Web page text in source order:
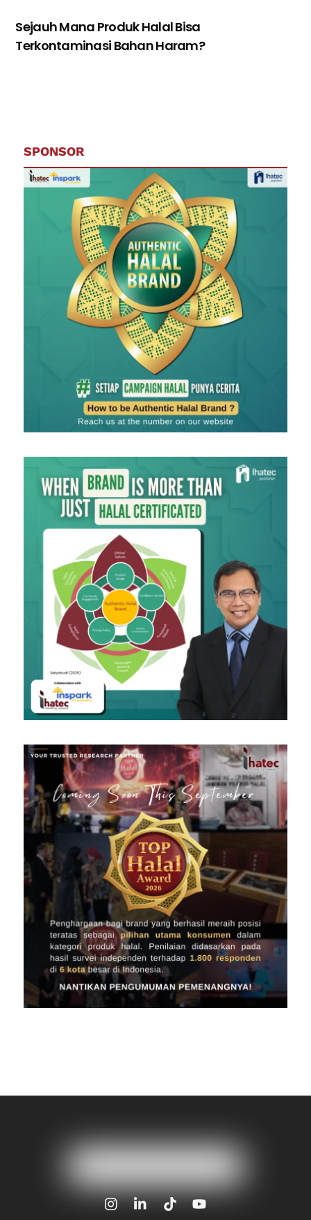
Sejauh Mana Produk Halal Bisa
Terkontaminasi Bahan Haram?
SPONSOR
Icon
Icon
Icon
Icon